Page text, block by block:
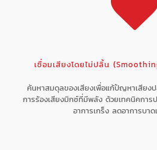
เชื่อมเสียงโดยไม่ปลิ้น
ค้นหาสมดุลของเสียงเพื่อแก้ปัญหาเสียง
การร้องเสียงมิกซ์ที่มีพลัง ด้วยเทคนิคการ
อาการเกร็ง ลดอาการบาด